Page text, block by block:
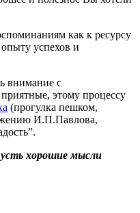
как к ресурсу
опыту успехов и
внимание с
этому процессу
(прогулка пешком,
И.П.Павлова,
”.
хорошие мысли